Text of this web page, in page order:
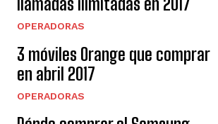
OPERADORAS
3 móviles Orange que comprar
en abril 2017
OPERADORAS